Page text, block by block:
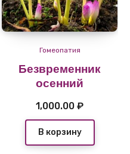
Гомеопатия
Безвременник
осенний
1,000.00₽
В корзину